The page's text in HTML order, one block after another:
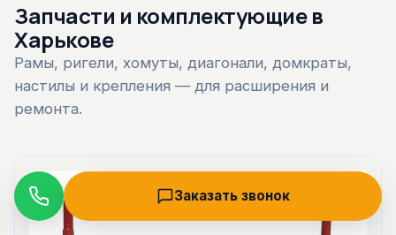
Запчасти и комплектующие в
Харькове
Рамы, ригели, хомуты, диагонали, домкраты,
настилы и крепления — для расширения и
ремонта.
Звонок
Заказать звонок